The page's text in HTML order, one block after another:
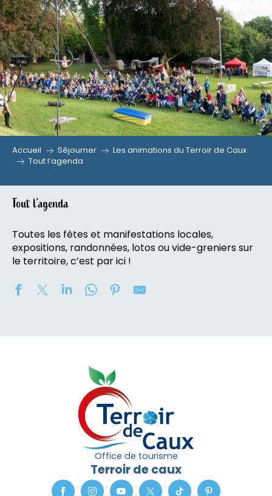
Aller
au
contenu
principal
Accueil Séjourner
Les animations du Terroir de Caux
Tout l’agenda
Tout l’agenda
Toutes les fêtes et manifestations locales,
expositions, randonnées, lotos ou vide-greniers sur
le territoire, c’est par ici !
2eme nuit des étoiles
Marché nocturne
Exposition de peinture : Elisabeth Haloo Joye et
Exposition de peinture - Karine Duriez
Exposition : Bénédicte, Cédric & René Vardon
[Exposition] Peinture comme photo, photo comme
Stage de natation 2026
Exposition : au jardin potager
Marche douce et botanique
Concerts à l'Envers du Croco
Office de tourisme
Terroir de caux